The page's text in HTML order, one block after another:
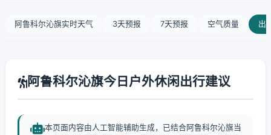
阿鲁科尔沁旗实时天气 3天预报 7天预报 空气质量 出
阿鲁科尔沁旗今日户外休闲出行建议
本页面内容由人工智能辅助生成，已结合阿鲁科尔沁旗当